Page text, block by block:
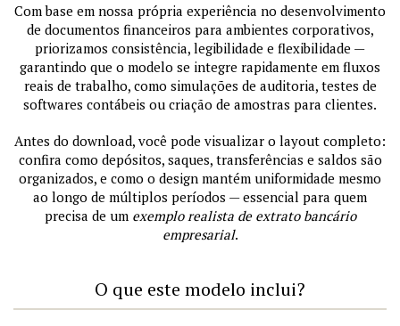
Com base em nossa própria experiência no desenvolvimento
de documentos financeiros para ambientes corporativos,
priorizamos consistência, legibilidade e flexibilidade —
garantindo que o modelo se integre rapidamente em fluxos
reais de trabalho, como simulações de auditoria, testes de
softwares contábeis ou criação de amostras para clientes.
Antes do download, você pode visualizar o layout completo:
confira como depósitos, saques, transferências e saldos são
organizados, e como o design mantém uniformidade mesmo
ao longo de múltiplos períodos — essencial para quem
precisa de um exemplo realista de extrato bancário
empresarial.
O que este modelo inclui?